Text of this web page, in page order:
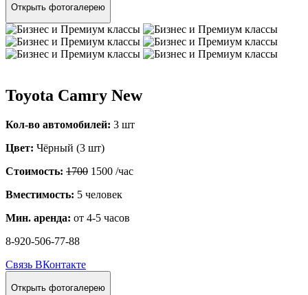
Открыть фотогалерею
Toyota Camry New
Кол-во автомобилей: 3 шт
Цвет: Чёрный (3 шт)
Стоимость: 1700 1500 /час
Вместимость: 5 человек
Мин. аренда: от 4-5 часов
8-920-506-77-88
Связь ВКонтакте
Открыть фотогалерею